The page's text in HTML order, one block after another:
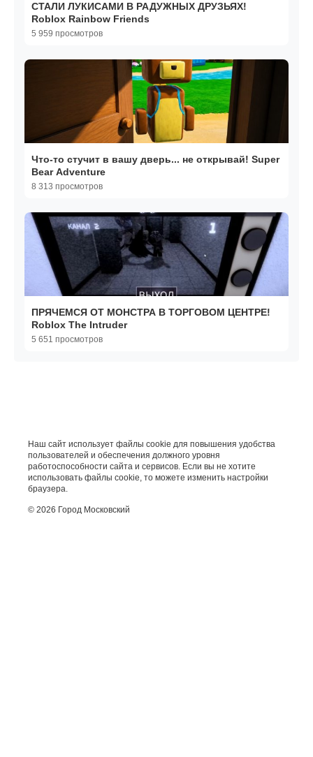
СТАЛИ ЛУКИСАМИ В РАДУЖНЫХ ДРУЗЬЯХ!
Roblox Rainbow Friends
5 959 просмотров
Что-то стучит в вашу дверь... не открывай! Super
Bear Adventure
8 313 просмотров
ПРЯЧЕМСЯ ОТ МОНСТРА В ТОРГОВОМ ЦЕНТРЕ!
Roblox The Intruder
5 651 просмотров
Наш сайт использует файлы cookie для повышения удобства
пользователей и обеспечения должного уровня
работоспособности сайта и сервисов. Если вы не хотите
использовать файлы cookie, то можете изменить настройки
браузера.
© 2026 Город Московский